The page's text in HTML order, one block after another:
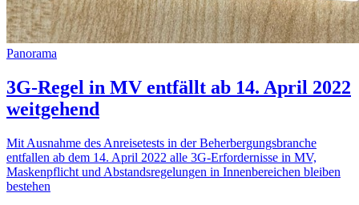
Panorama
3G-Regel in MV entfällt ab 14. April 2022
weitgehend
Mit Ausnahme des Anreisetests in der Beherbergungsbranche
entfallen ab dem 14. April 2022 alle 3G-Erfordernisse in MV,
Maskenpflicht und Abstandsregelungen in Innenbereichen bleiben
bestehen